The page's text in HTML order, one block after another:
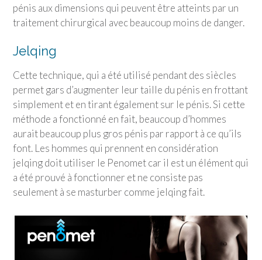
pénis aux dimensions qui peuvent être atteints par un
traitement chirurgical avec beaucoup moins de danger.
Jelqing
Cette technique, qui a été utilisé pendant des siècles
permet gars d’augmenter leur taille du pénis en frottant
simplement et en tirant également sur le pénis. Si cette
méthode a fonctionné en fait, beaucoup d’hommes
aurait beaucoup plus gros pénis par rapport à ce qu’ils
font. Les hommes qui prennent en considération
jelqing doit utiliser le Penomet car il est un élément qui
a été prouvé à fonctionner et ne consiste pas
seulement à se masturber comme jelqing fait.